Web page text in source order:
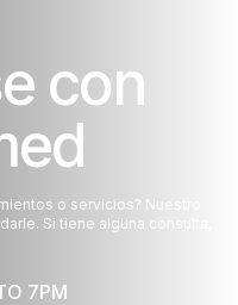
con
o servicios? Nuestro
Si tiene alguna consulta,
7PM